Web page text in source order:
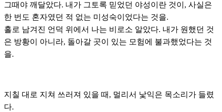
그때야 깨달았다. 내가 그토록 믿었던 야성이란 것이, 사실은
한 번도 혼자였던 적 없는 미성숙이었다는 것을.
홀로 남겨진 언덕 위에서 나는 비로소 알았다. 내가 원했던 것
은 방황이 아니라, 돌아갈 곳이 있는 모험에 불과했었다는 것
을.
지칠 대로 지쳐 쓰러져 있을 때, 멀리서 낯익은 목소리가 들렸
다.